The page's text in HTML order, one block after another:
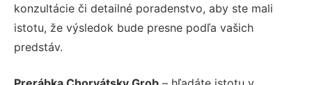
konzultácie či detailné poradenstvo, aby ste mali
istotu, že výsledok bude presne podľa vašich
predstáv.